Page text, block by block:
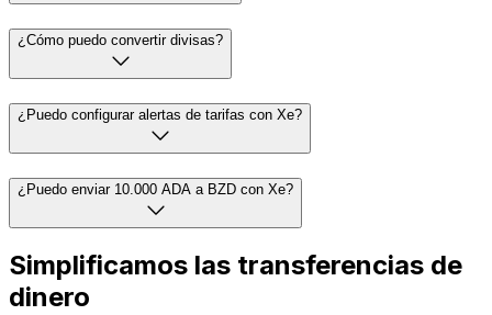
¿Cómo puedo convertir divisas?
¿Puedo configurar alertas de tarifas con Xe?
¿Puedo enviar 10.000 ADA a BZD con Xe?
Simplificamos las transferencias de
dinero